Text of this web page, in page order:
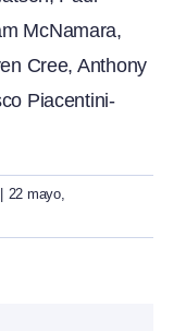
McNamara,
Cree, Anthony
Piacentini-
| 22 mayo,